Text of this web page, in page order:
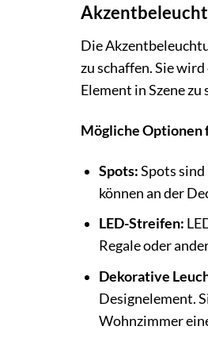
Die
zu schaffen. Sie
Element in Szene zu
Mögliche Optionen
Spots:Spots
können an der
LED-Streifen:
Regale oder
Dekorative
Designelement.
Wohnzimmer